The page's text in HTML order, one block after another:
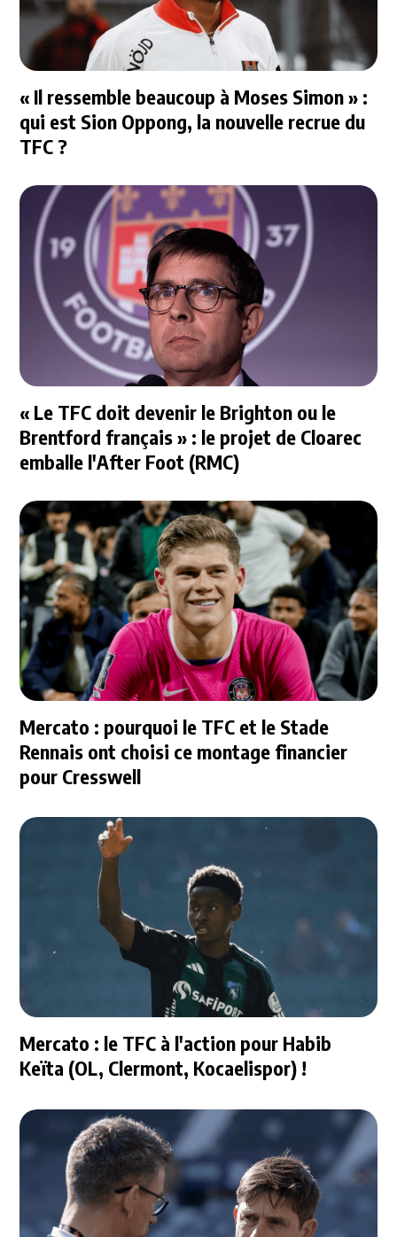
« Il ressemble beaucoup à Moses Simon » :
qui est Sion Oppong, la nouvelle recrue du
TFC ?
« Le TFC doit devenir le Brighton ou le
Brentford français » : le projet de Cloarec
emballe l'After Foot (RMC)
Mercato : pourquoi le TFC et le Stade
Rennais ont choisi ce montage financier
pour Cresswell
Mercato : le TFC à l'action pour Habib
Keïta (OL, Clermont, Kocaelispor) !